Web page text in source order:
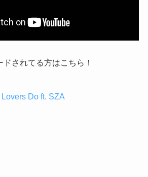
されてる方はこちら！
Do ft. SZA